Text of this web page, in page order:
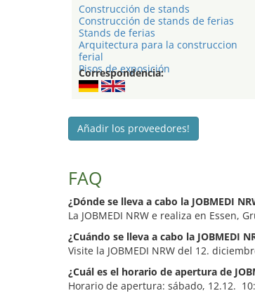
Construcción de stands
Construcción de stands de ferias
Stands de ferias
Arquitectura para la construccion
ferial
Pisos de exposición
Correspondencia:
Añadir los proveedores!
FAQ
¿Dónde se lleva a cabo la JOBMEDI
La JOBMEDI NRW e realiza en Essen,
¿Cuándo se lleva a cabo la JOBMEDI
Visite la JOBMEDI NRW del 12.
¿Cuál es el horario de apertura de
Horario de apertura: sábado, 12.12.